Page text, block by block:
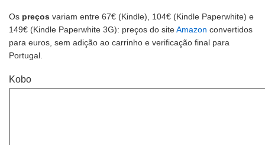
Os preços variam entre 67€ (Kindle), 104€ (Kindle Paperwhite) e
149€ (Kindle Paperwhite 3G): preços do siteAmazon convertidos
para euros, sem adição ao carrinho e verificação final para
Portugal.
Kobo